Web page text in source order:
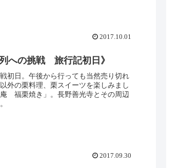
2017.10.01
への挑戦 旅行記初日》
初日。午後から行っても当然売り切れ
外の栗料理、栗スイーツを楽しみまし
福栗焼き」。長野善光寺とその周辺
2017.09.30